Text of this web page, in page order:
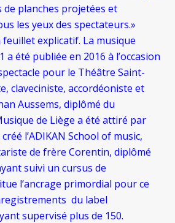
planches projetées et
les yeux des spectateurs.»
feuillet explicatif. La musique
été publiée en 2016 à l’occasion
pour le Théâtre Saint-
claveciniste, accordéoniste et
Aussems, diplômé du
de Liège a été attiré par
l’ADIKAN School of music,
de frère Corentin, diplômé
suivi un cursus de
l’ancrage primordial pour ce
du label
supervisé plus de 150.